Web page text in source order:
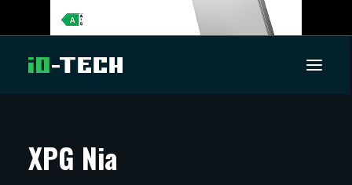
ARTIKKELIT
XPG Nia